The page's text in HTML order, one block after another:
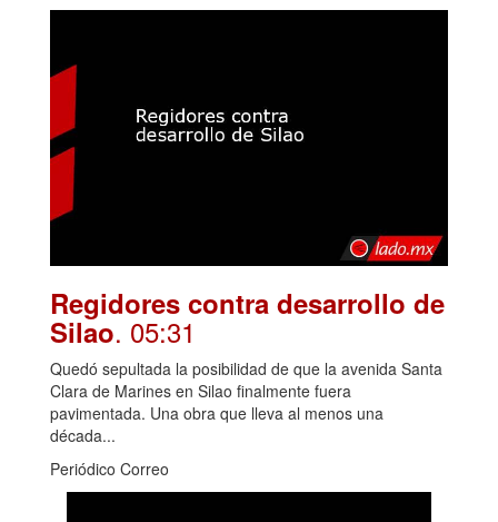
Regidores contra desarrollo de
Silao. 05:31
Quedó sepultada la posibilidad de que la avenida Santa
Clara de Marines en Silao finalmente fuera
pavimentada. Una obra que lleva al menos una
década...
Periódico Correo